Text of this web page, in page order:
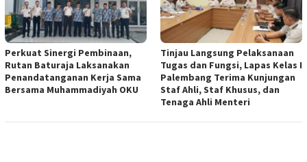
Perkuat Sinergi Pembinaan,
Rutan Baturaja Laksanakan
Penandatanganan Kerja Sama
Bersama Muhammadiyah OKU
Tinjau Langsung Pelaksanaan
Tugas dan Fungsi, Lapas Kelas I
Palembang Terima Kunjungan
Staf Ahli, Staf Khusus, dan
Tenaga Ahli Menteri